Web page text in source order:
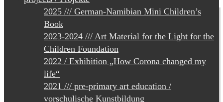
2025 /// German-Namibian Mini Children’s
Book
2023-2024 /// Art Material for the Light for the
Children Foundation
2022 / Exhibition „How Corona changed my
life“
2021 /// pre-primary art education /
vorschulische Kunstbildung